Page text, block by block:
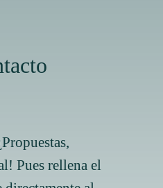
Pues rellena el